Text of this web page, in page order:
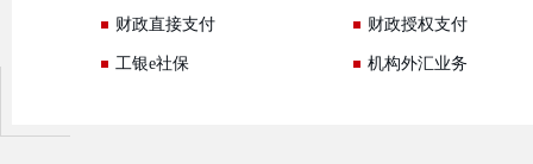
财政直接支付 财政授权支付
工银e社保 机构外汇业务